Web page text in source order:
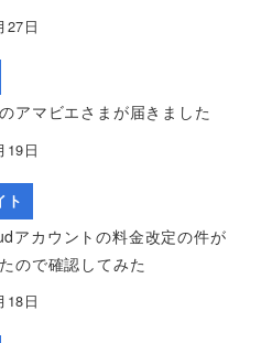
27日
アマビエさまが届きました
19日
ト
アカウントの料金改定の件が
ので確認してみた
18日